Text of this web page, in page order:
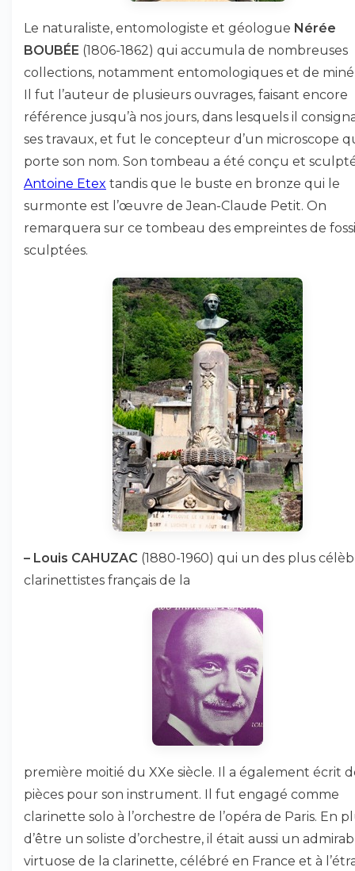
Le naturaliste, entomologiste et géologue Nérée
BOUBÉE (1806-1862) qui accumula de nombreuses
collections, notamment entomologiques et de
Il fut l’auteur de plusieurs ouvrages, faisant encore
référence jusqu’à nos jours, dans lesquels il
ses travaux, et fut le concepteur d’un microscope
porte son nom. Son tombeau a été conçu et
Antoine Etex tandis que le buste en bronze qui le
surmonte est l’œuvre de Jean-Claude Petit. On
remarquera sur ce tombeau des empreintes de
sculptées.
– Louis CAHUZAC (1880-1960) qui un des plus
clarinettistes français de la
première moitié du XXe siècle. Il a également écrit
pièces pour son instrument. Il fut engagé comme
clarinette solo à l’orchestre de l’opéra de Paris. En
d’être un soliste d’orchestre, il était aussi un
virtuose de la clarinette, célébré en France et à